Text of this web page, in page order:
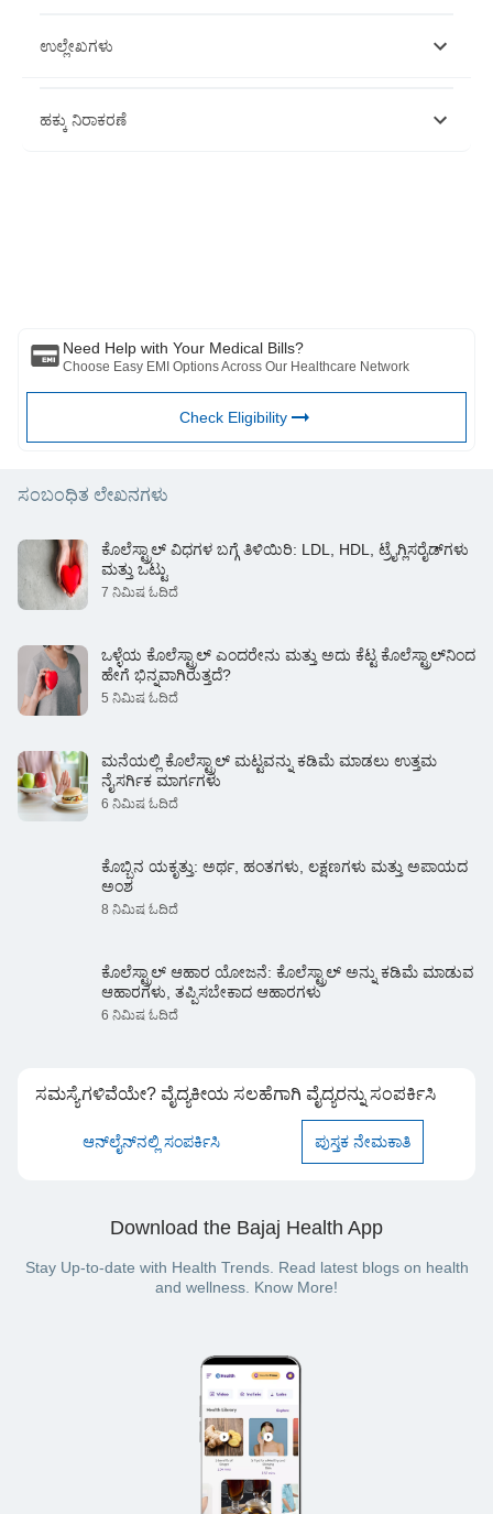
ಉಲ್ಲೇಖಗಳು
https://www.ncbi.nlm.nih.gov/books/NBK279318/
ಹಕ್ಕು ನಿರಾಕರಣೆ
ಒದಗಿಸಲಾದ ಸೇವೆಗಳು.
Need Help with Your Medical Bills?
Choose Easy EMI Options Across Our Healthcare Network
Check Eligibility
ಸಂಬಂಧಿತ ಲೇಖನಗಳು
ಕೊಲೆಸ್ಟ್ರಾಲ್ ವಿಧಗಳ ಬಗ್ಗೆ ತಿಳಿಯಿರಿ: LDL, HDL, ಟ್ರೈಗ್ಲಿಸರೈಡ್‌ಗಳು
ಮತ್ತು ಒಟ್ಟು
7 ನಿಮಿಷ ಓದಿದೆ
ಒಳ್ಳೆಯ ಕೊಲೆಸ್ಟ್ರಾಲ್ ಎಂದರೇನು ಮತ್ತು ಅದು ಕೆಟ್ಟ ಕೊಲೆಸ್ಟ್ರಾಲ್‌ನಿಂದ
ಹೇಗೆ ಭಿನ್ನವಾಗಿರುತ್ತದೆ?
5 ನಿಮಿಷ ಓದಿದೆ
ಮನೆಯಲ್ಲಿ ಕೊಲೆಸ್ಟ್ರಾಲ್ ಮಟ್ಟವನ್ನು ಕಡಿಮೆ ಮಾಡಲು ಉತ್ತಮ
ನೈಸರ್ಗಿಕ ಮಾರ್ಗಗಳು
6 ನಿಮಿಷ ಓದಿದೆ
ಕೊಬ್ಬಿನ ಯಕೃತ್ತು: ಅರ್ಥ, ಹಂತಗಳು, ಲಕ್ಷಣಗಳು ಮತ್ತು ಅಪಾಯದ
ಅಂಶ
8 ನಿಮಿಷ ಓದಿದೆ
ಕೊಲೆಸ್ಟ್ರಾಲ್ ಆಹಾರ ಯೋಜನೆ: ಕೊಲೆಸ್ಟ್ರಾಲ್ ಅನ್ನು ಕಡಿಮೆ ಮಾಡುವ
ಆಹಾರಗಳು, ತಪ್ಪಿಸಬೇಕಾದ ಆಹಾರಗಳು
6 ನಿಮಿಷ ಓದಿದೆ
ಸಮಸ್ಯೆಗಳಿವೆಯೇ? ವೈದ್ಯಕೀಯ ಸಲಹೆಗಾಗಿ ವೈದ್ಯರನ್ನು ಸಂಪರ್ಕಿಸಿ
ಆನ್‌ಲೈನ್‌ನಲ್ಲಿ ಸಂಪರ್ಕಿಸಿ ಪುಸ್ತಕ ನೇಮಕಾತಿ
Download the Bajaj Health App
Stay Up-to-date with Health Trends. Read latest blogs on health
and wellness. Know More!